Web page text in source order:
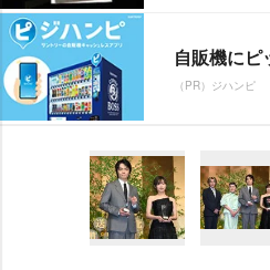
自販機にピ
（PR）ジハンピ